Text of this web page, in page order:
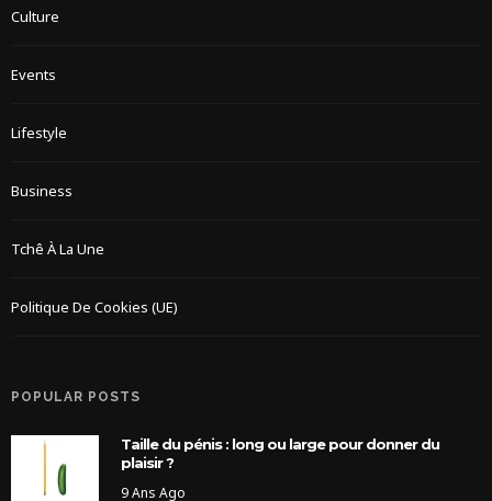
Culture
Events
Lifestyle
Business
Tchê À La Une
Politique De Cookies (UE)
POPULAR POSTS
Taille du pénis : long ou large pour donner du
plaisir ?
9 Ans Ago